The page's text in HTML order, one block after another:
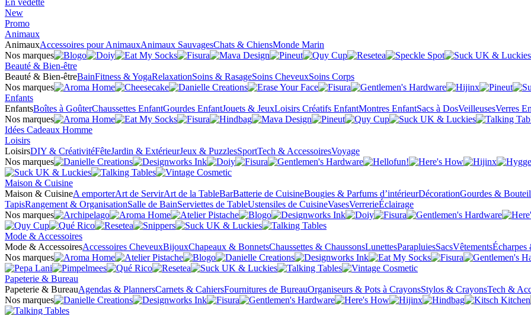
New
Promo
Animaux
AnimauxAccessoires pour AnimauxAnimaux SauvagesChats & ChiensMonde Marin
Nos marques
Beauté & Bien-être
Beauté & Bien-êtreBainFitness & YogaRelaxationSoins & RasageSoins CheveuxSoins Corps
Nos marques
Enfants
EnfantsBoîtes à GoûterChaussettes EnfantGourdes EnfantJouets & JeuxLoisirs Créatifs EnfantMontres EnfantSacs à DosVeilleusesVerres
Nos marques
Idées Cadeaux Homme
Loisirs
LoisirsDIY & CréativitéFêteJardin & ExtérieurJeux & PuzzlesSportTech & AccessoiresVoyage
Nos marques
Maison & Cuisine
Maison & CuisineA emporterArt de ServirArt de la TableBarBatterie de CuisineBougies & Parfums d’intérieurDécorationGourdes &
TapisRangement & OrganisationSalle de BainServiettes de TableUstensiles de CuisineVasesVerrerieÉclairage
Nos marques
Mode & Accessoires
Mode & AccessoiresAccessoires CheveuxBijouxChapeaux & BonnetsChaussettes & ChaussonsLunettesParapluiesSacsVêtementsÉcharpes
Nos marques
Papeterie & Bureau
Papeterie & BureauAgendas & PlannersCarnets & CahiersFournitures de BureauOrganiseurs & Pots à CrayonsStylos & CrayonsTech &
Nos marques